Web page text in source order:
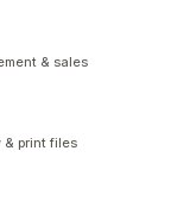
& sales
& print files